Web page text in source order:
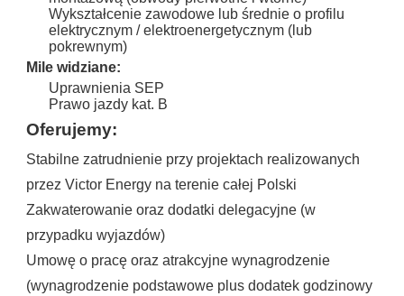
Wykształcenie zawodowe lub średnie o profilu
elektrycznym / elektroenergetycznym (lub
pokrewnym)
Mile widziane:
Uprawnienia SEP
Prawo jazdy kat. B
Oferujemy:
Stabilne zatrudnienie przy projektach realizowanych
przez Victor Energy na terenie całej Polski
Zakwaterowanie oraz dodatki delegacyjne (w
przypadku wyjazdów)
Umowę o pracę oraz atrakcyjne wynagrodzenie
(wynagrodzenie podstawowe plus dodatek godzinowy